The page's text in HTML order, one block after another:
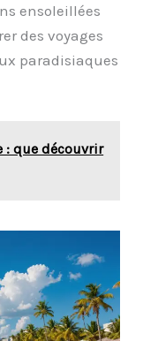
ensoleillées
des voyages
paradisiaques
: que découvrir